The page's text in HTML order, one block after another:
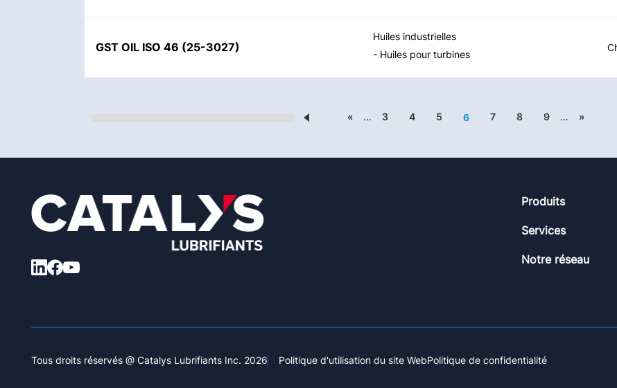
GST OIL ISO 46 (25-3027)
Huiles industrielles
- Huiles pour turbines
« … 3 4 5 6 7 8 9 … »
Footer
Produits
Services
Notre réseau
Tous droits réservés @ Catalys Lubrifiants Inc. 2026 Politique d'utilisation du site WebPolitique de confidentialité